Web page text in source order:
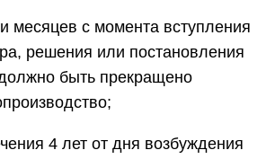
месяцев с момента вступления
решения или постановления
быть прекращено
4 лет от дня возбуждения